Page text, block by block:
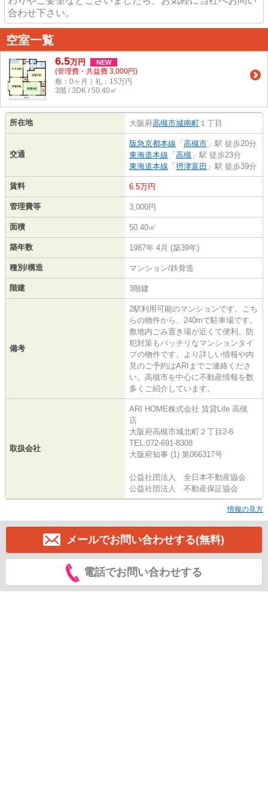
合わせ下さい。
空室一覧
6.5万円 NEW
(管理費・共益費 3,000円)
敷：0ヶ月｜礼：15万円
3階 / 3DK / 50.40㎡
所在地 大阪府高槻市城南町 １丁目
交通
阪急京都本線 「 高槻市 」駅 徒歩20分
東海道本線 「 高槻 」駅 徒歩23分
東海道本線 「 摂津富田 」駅 徒歩39分
賃料 6.5万円
管理費等 3,000円
面積 50.40㎡
築年数 1987年 4月 (築39年)
種別/構造 マンション/鉄骨造
階建 3階建
備考
2駅利用可能のマンションです。こち
らの物件から、240mで駐車場です。
敷地内ごみ置き場が近くて便利。防
犯対策もバッチリなマンションタイ
プの物件です。より詳しい情報や内
見のご予約はARIまでご連絡くださ
い。高槻市を中心に不動産情報を数
多くご紹介しています。
取扱会社
ARI HOME株式会社 賃貸Life 高槻
店
大阪府高槻市城北町２丁目2-6
TEL:072-691-8308
大阪府知事 (1) 第066317号
公益社団法人 全日本不動産協会
公益社団法人 不動産保証協会
情報の見方
メールでお問い合わせする(無料)
電話でお問い合わせする